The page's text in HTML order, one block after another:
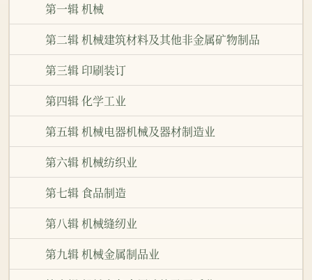
第一辑 机械
第二辑 机械建筑材料及其他非金属矿物制品
第三辑 印刷装订
第四辑 化学工业
第五辑 机械电器机械及器材制造业
第六辑 机械纺织业
第七辑 食品制造
第八辑 机械缝纫业
第九辑 机械金属制品业